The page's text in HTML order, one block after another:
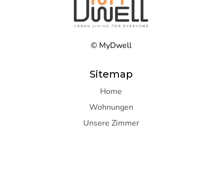
© MyDwell
Sitemap
Home
Wohnungen
Unsere Zimmer